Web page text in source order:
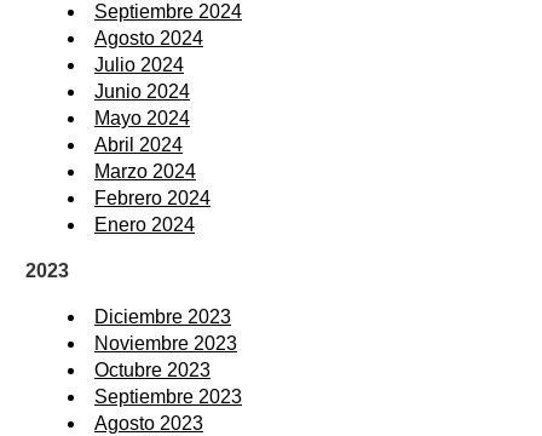
Septiembre 2024
Agosto 2024
Julio 2024
Junio 2024
Mayo 2024
Abril 2024
Marzo 2024
Febrero 2024
Enero 2024
2023
Diciembre 2023
Noviembre 2023
Octubre 2023
Septiembre 2023
Agosto 2023